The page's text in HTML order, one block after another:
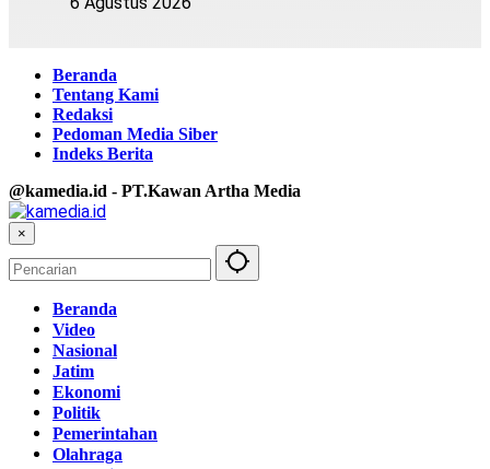
Beranda
Tentang Kami
Redaksi
Pedoman Media Siber
Indeks Berita
@kamedia.id - PT.Kawan Artha Media
×
Beranda
Video
Nasional
Jatim
Ekonomi
Politik
Pemerintahan
Olahraga